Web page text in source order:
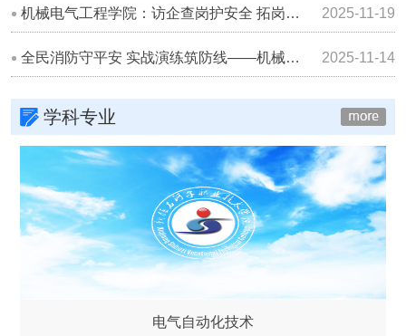
机械电气工程学院：访企查岗护安全 拓岗育人促就业​ 2025-11-19
全民消防守平安 实战演练筑防线——机械电气工程学院开展消防应急疏散演练 2025-11-14
学科专业
电气自动化技术